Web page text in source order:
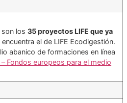
los 35 proyectos LIFE que ya
el de LIFE Ecodigestión.
abanico de formaciones en línea
– Fondos europeos para el medio